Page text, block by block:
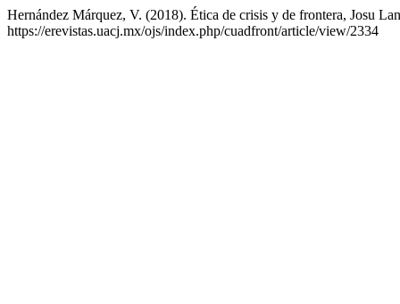
Hernández Márquez, V. (2018). Ética de crisis y de frontera, Josu
https://erevistas.uacj.mx/ojs/index.php/cuadfront/article/view/2334